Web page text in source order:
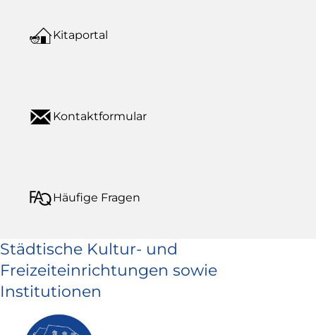
Kitaportal
Kontaktformular
Häufige Fragen
Städtische Kultur- und
Freizeiteinrichtungen sowie
Institutionen